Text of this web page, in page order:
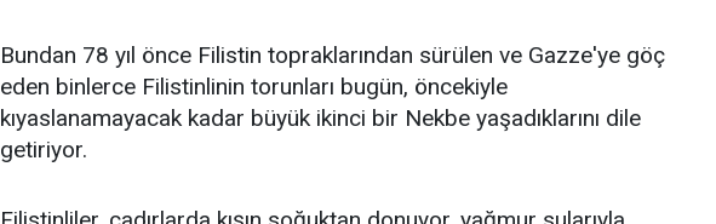
Bundan 78 yıl önce Filistin topraklarından sürülen ve Gazze'ye göç
eden binlerce Filistinlinin torunları bugün, öncekiyle
kıyaslanamayacak kadar büyük ikinci bir Nekbe yaşadıklarını dile
getiriyor.